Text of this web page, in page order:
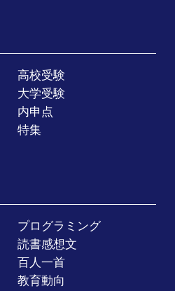
高校受験
大学受験
内申点
特集
プログラミング
読書感想文
百人一首
教育動向